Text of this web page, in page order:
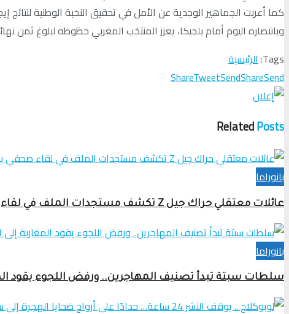
كما أعربت الجماهير الوجدية عن الأمل في تحقيق النخبة الوطنية
وبانتصاره اليوم أمام بلجيكا، يعزز المنتخب المغربي حظوظه لبلوغ ثمن
Tags: الرئيسية
ShareTweetSendShareSend
RelatedPosts
بانوراما
عائلات معتقلي حراك جيل Z تكشف مستجدات الملف في لقاء صحفي بالرباط
بانوراما
سلطات سبتة تبدأ تصنيف المهاجرين.. ورفض اللجوء يقود